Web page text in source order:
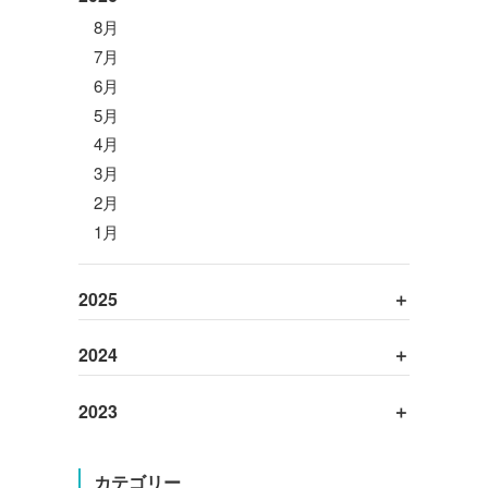
8月
7月
6月
5月
4月
3月
2月
1月
2025
2024
2023
カテゴリー